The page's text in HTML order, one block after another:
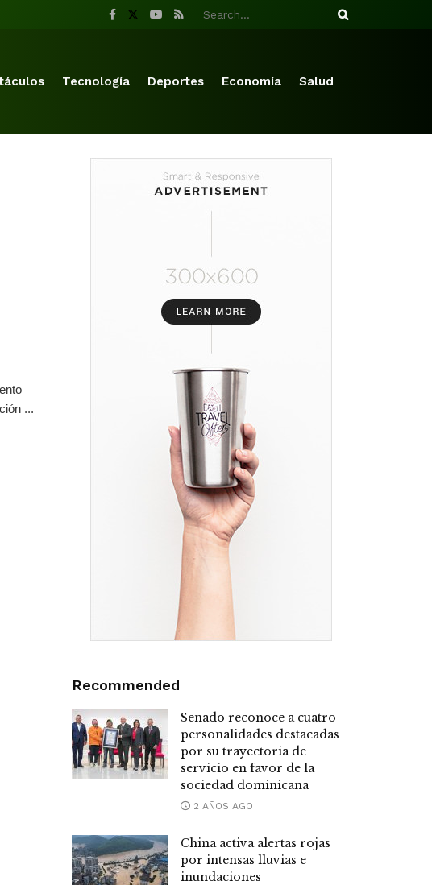
Tecnología Deportes Economía Salud
...
Recommended
Senado reconoce a cuatro
personalidades destacadas
por su trayectoria de
servicio en favor de la
sociedad dominicana
2 AÑOS AGO
China activa alertas rojas
por intensas lluvias e
inundaciones